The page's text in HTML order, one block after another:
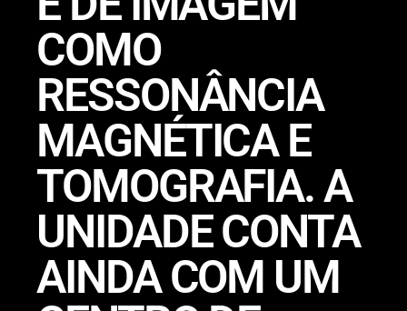
COMO
RESSONÂNCIA
MAGNÉTICA E
TOMOGRAFIA. A
UNIDADE CONTA
AINDA COM UM